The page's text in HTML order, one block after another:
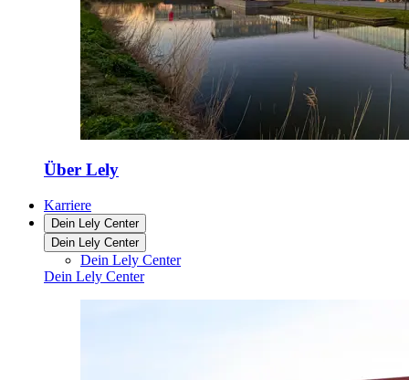
Über Lely
Karriere
Dein Lely Center
Dein Lely Center
Dein Lely Center
Dein Lely Center